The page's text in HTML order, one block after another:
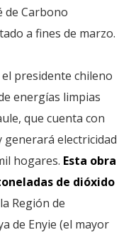
de Carbono
a fines de marzo.
presidente chileno
energías limpias
que cuenta con
generará electricidad
hogares. Esta obra
de dióxido
Región de
de Enyie (el mayor